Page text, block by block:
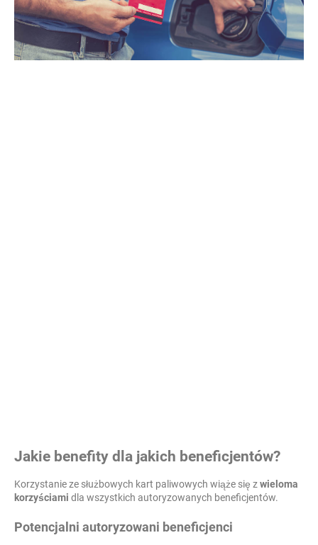
Jakie benefity dla jakich beneficjentów?
Korzystanie ze służbowych kart paliwowych wiąże się zwieloma
korzyściami dla wszystkich autoryzowanych beneficjentów.
Potencjalni autoryzowani beneficjenci